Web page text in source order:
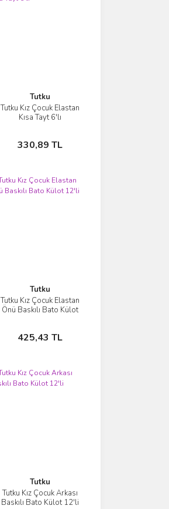
Tutku
Tutku Kız Çocuk Elastan
Kısa Tayt 6'lı
330,89 TL
İncele
Sepete Ekle
Tutku
Tutku Kız Çocuk Elastan
Önü Baskılı Bato Külot
425,43 TL
İncele
Sepete Ekle
Tutku
Tutku Kız Çocuk Arkası
Baskılı Bato Külot 12'li
İncele